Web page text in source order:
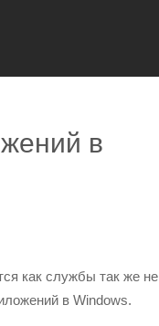
в
как службы так же не
в Windows.